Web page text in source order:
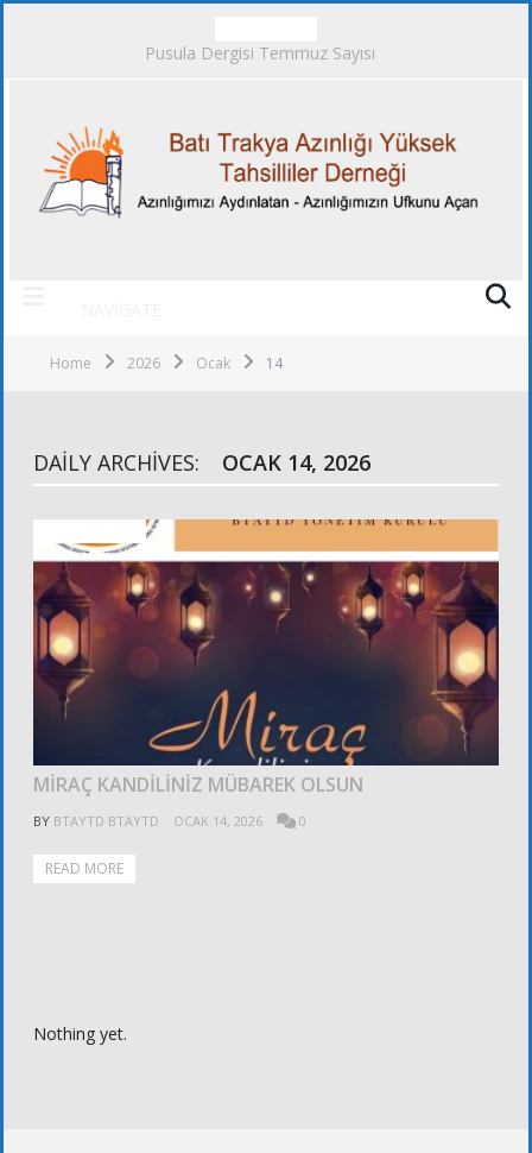
Pusula Dergisi Temmuz Sayısı
Home 2026 Ocak 14
DAILY ARCHIVES: OCAK 14, 2026
MİRAÇ KANDİLİNİZ MÜBAREK OLSUN
BY BTAYTD BTAYTD OCAK 14, 2026 0
READ MORE
Nothing yet.